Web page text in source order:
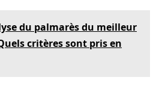
du palmarès du meilleur
critères sont pris en